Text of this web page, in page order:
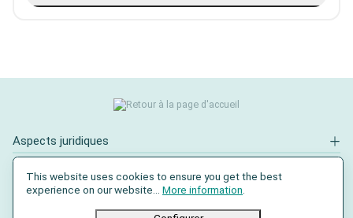
Aspects juridiques
Contact
This website uses cookies to ensure you get the best
experience on our website... More information